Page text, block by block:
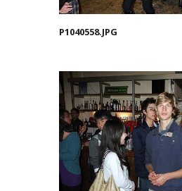
P1040558.JPG